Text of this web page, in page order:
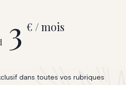
3 € / mois
dans toutes vos rubriques